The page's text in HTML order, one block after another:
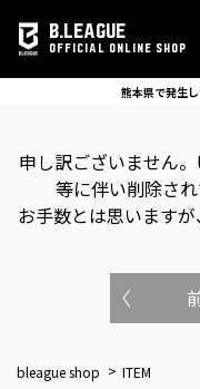
B.LEAGUE
OFFICIAL ONLINE SHOP
熊本県で発生
申し訳ございません。
等に伴い削除され
お手数とは思います
bleague shop ITEM